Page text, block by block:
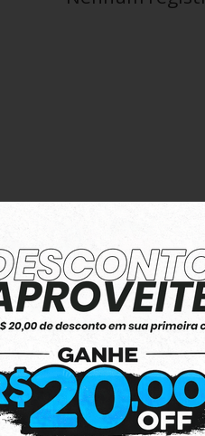
6x Sem Juros
no Cartão de Crédito